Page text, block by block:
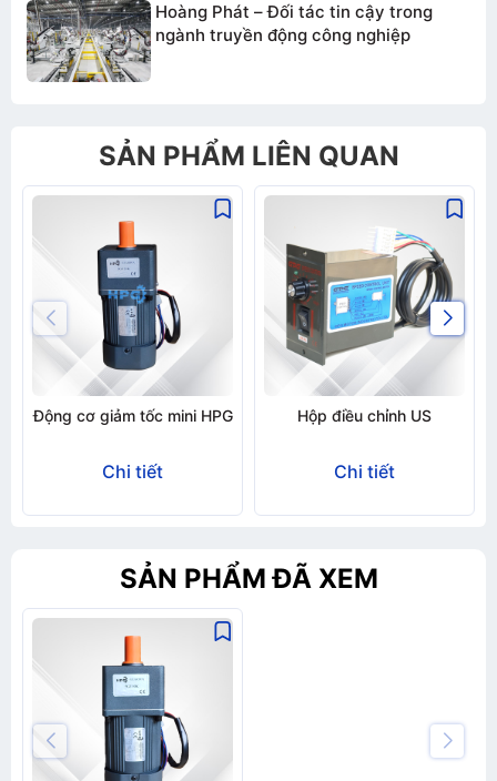
Hoàng Phát – Đối tác tin cậy trong
ngành truyền động công nghiệp
SẢN PHẨM LIÊN QUAN
Động cơ giảm tốc mini HPG
Chi tiết
Hộp điều chỉnh US
Chi tiết
SẢN PHẨM ĐÃ XEM